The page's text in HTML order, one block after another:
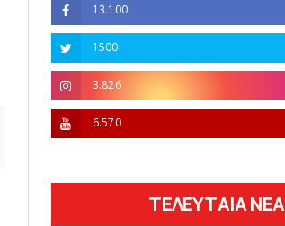
13.100
1500
3.826
6.570
ΤΕΛΕΥΤΑΙΑ ΝΕΑ